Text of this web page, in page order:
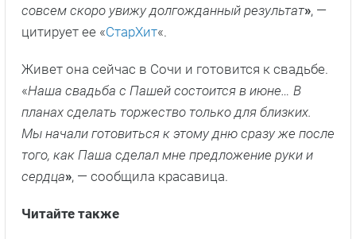
совсем скоро увижу долгожданный результат», —
цитирует ее «СтарХит«.
Живет она сейчас в Сочи и готовится к свадьбе.
«Наша свадьба с Пашей состоится в июне… В
планах сделать торжество только для близких.
Мы начали готовиться к этому дню сразу же после
того, как Паша сделал мне предложение руки и
сердца», — сообщила красавица.
Читайте также